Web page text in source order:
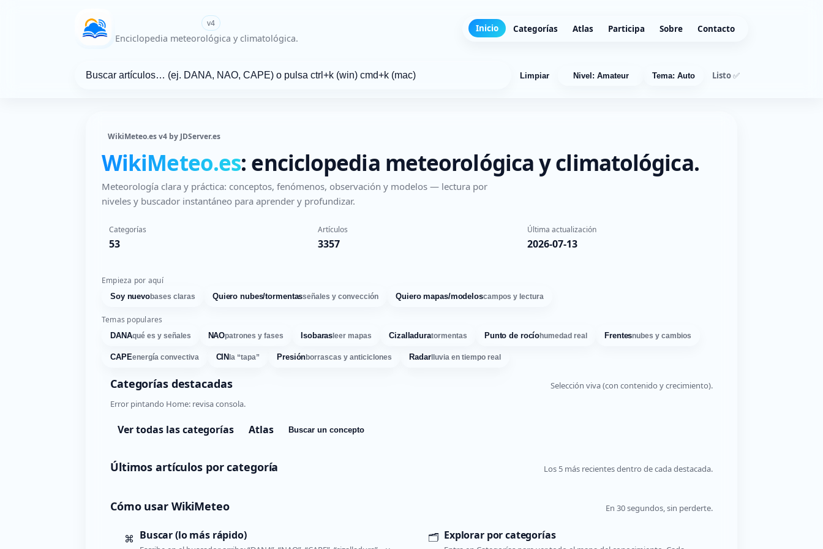
WikiMeteo.es v4
Enciclopedia meteorológica y climatológica.
Inicio Categorías Atlas Participa Sobre Contacto
Limpiar Nivel: Amateur Tema: Auto Listo ✅
WikiMeteo.es v4 by JDServer.es
WikiMeteo.es: enciclopedia meteorológica y climatológica.
Meteorología clara y práctica: conceptos, fenómenos, observación y modelos — lectura por
niveles y buscador instantáneo para aprender y profundizar.
Categorías
53
Artículos
3357
Última actualización
2026-07-13
Empieza por aquí
Soy nuevobases claras Quiero nubes/tormentasseñales y convección Quiero mapas/modeloscampos y lectura
Temas populares
DANAqué es y señales NAOpatrones y fases Isobarasleer mapas Cizalladuratormentas Punto de rocíohumedad real Frentesnubes y cambios
CAPEenergía convectiva CIN la “tapa” Presiónborrascas y anticiclones Radarlluvia en tiempo real
Categorías destacadas
Selección viva (con contenido y crecimiento).
Error pintando Home: revisa consola.
Ver todas las categorías Atlas Buscar un concepto
Últimos artículos por categoría Los 5 más recientes dentro de cada destacada.
Cómo usar WikiMeteo En 30 segundos, sin perderte.
⌘ Buscar (lo más rápido) 🗂️ Explorar por categorías